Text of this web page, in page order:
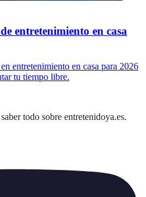
entretenimiento en casa
entretenimiento en casa para 2026
tu tiempo libre.
todo sobre entretenidoya.es.